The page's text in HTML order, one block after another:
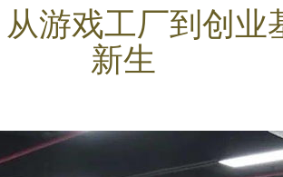
游戏工厂到创业
新生